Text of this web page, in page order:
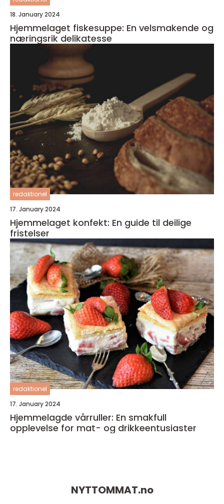
18. January 2024
Hjemmelaget fiskesuppe: En velsmakende og
næringsrik delikatesse
redaktionel
17. January 2024
Hjemmelaget konfekt: En guide til deilige
fristelser
redaktionel
17. January 2024
Hjemmelagde vårruller: En smakfull
opplevelse for mat- og drikkeentusiaster
NYTTOMMAT.no